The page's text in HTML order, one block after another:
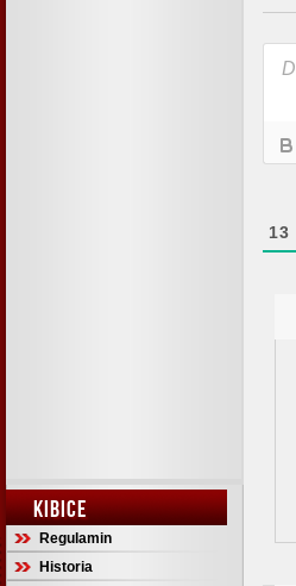
KIBICE
Regulamin
Historia
13